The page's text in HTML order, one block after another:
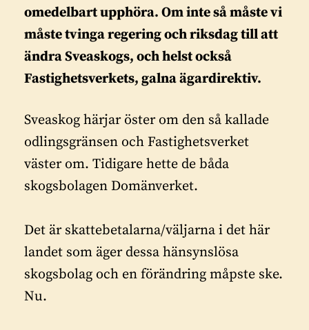
omedelbart upphöra. Om inte så måste vi
måste tvinga regering och riksdag till att
ändra Sveaskogs, och helst också
Fastighetsverkets, galna ägardirektiv.
Sveaskog härjar öster om den så kallade
odlingsgränsen och Fastighetsverket
väster om. Tidigare hette de båda
skogsbolagen Domänverket.
Det är skattebetalarna/väljarna i det här
landet som äger dessa hänsynslösa
skogsbolag och en förändring måpste ske.
Nu.